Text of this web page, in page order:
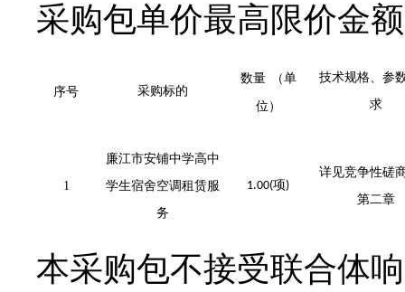
采购包单价最高限价金
序号 采购标的
数量 （单
位）
技术规格、参
求
1
廉江市安铺中学高中
学生宿舍空调租赁服
务
1.00(项)
详见竞争性磋
第二章
本采购包不接受联合体